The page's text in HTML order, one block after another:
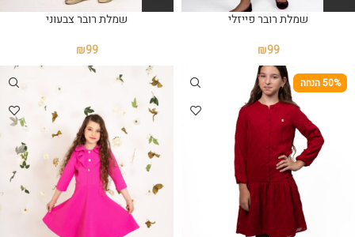
שמלת רובר פייזלי
₪99
שמלת רובר צבעוני
₪99
50% הנחה